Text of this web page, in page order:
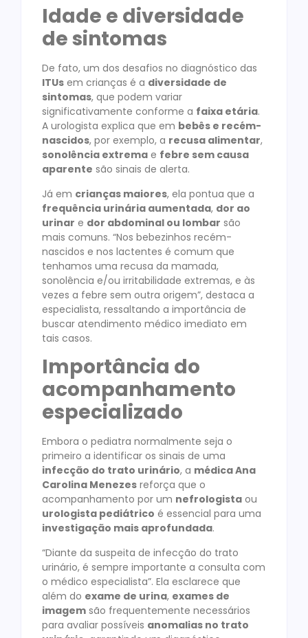
Idade e diversidade
de sintomas
De fato, um dos desafios no diagnóstico das
ITUs em crianças é a diversidade de
sintomas, que podem variar
significativamente conforme a faixa etária.
A urologista explica que em bebês e recém-
nascidos, por exemplo, a recusa alimentar,
sonolência extrema e febre sem causa
aparente são sinais de alerta.
Já em crianças maiores, ela pontua que a
frequência urinária aumentada, dor ao
urinar e dor abdominal ou lombar são
mais comuns. “Nos bebezinhos recém-
nascidos e nos lactentes é comum que
tenhamos uma recusa da mamada,
sonolência e/ou irritabilidade extremas, e às
vezes a febre sem outra origem”, destaca a
especialista, ressaltando a importância de
buscar atendimento médico imediato em
tais casos.
Importância do
acompanhamento
especializado
Embora o pediatra normalmente seja o
primeiro a identificar os sinais de uma
infecção do trato urinário, a médica Ana
Carolina Menezes reforça que o
acompanhamento por um nefrologista ou
urologista pediátrico é essencial para uma
investigação mais aprofundada.
“Diante da suspeita de infecção do trato
urinário, é sempre importante a consulta com
o médico especialista”. Ela esclarece que
além do exame de urina, exames de
imagem são frequentemente necessários
para avaliar possíveis anomalias no trato